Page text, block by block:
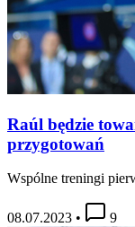
Raúl będzie
przygotowań
Wspólne treningi
08.07.2023 • 9